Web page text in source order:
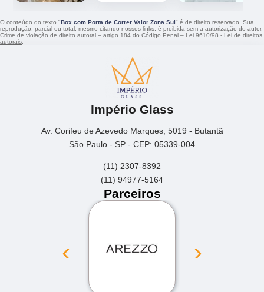
O conteúdo do texto "Box com Porta de Correr Valor Zona Sul" é de direito reservado. Sua
reprodução, parcial ou total, mesmo citando nossos links, é proibida sem a autorização do autor.
Crime de violação de direito autoral – artigo 184 do Código Penal – Lei 9610/98 - Lei de direitos
autorais
Império Glass
Av. Corifeu de Azevedo Marques, 5019 - Butantã
São Paulo - SP - CEP: 05339-004
(11) 2307-8392
(11) 94977-5164
Parceiros
‹ ›